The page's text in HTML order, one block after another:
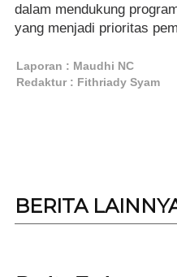
dalam mendukung
yang menjadi prioritas
Laporan : Maudhi NC
Redaktur : Fithriady Syam
BERITA